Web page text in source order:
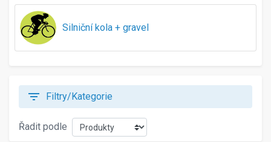
Silniční kola + gravel
filter_list Filtry/Kategorie
Řadit podle